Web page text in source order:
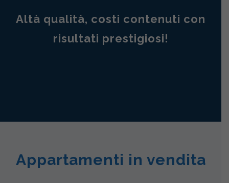
Altà qualità, costi contenuti con
risultati prestigiosi!
Appartamenti in vendita